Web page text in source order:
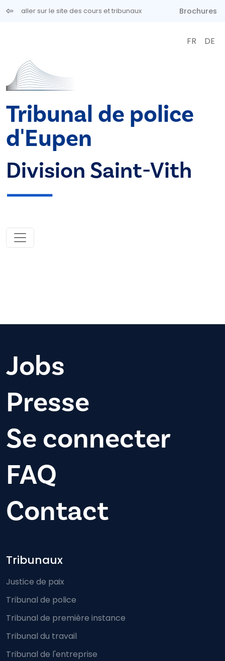
Aller au contenu principal
aller sur le site des cours et tribunaux Brochures
FR DE
Tribunal de police
d'Eupen
Division Saint-Vith
Jobs
Presse
Se connecter
FAQ
Contact
Footer-menu
Tribunaux
Justice de paix
Tribunal de police
Tribunal de première instance
Tribunal du travail
Tribunal de l'entreprise